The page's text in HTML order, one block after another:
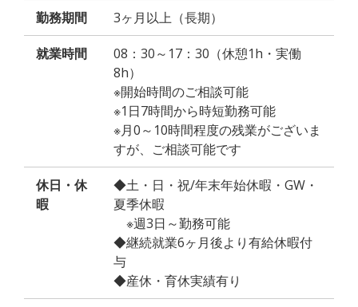
勤務期間 3ヶ月以上（長期）
就業時間
08：30～17：30（休憩1h・実働
8h）
※開始時間のご相談可能
※1日7時間から時短勤務可能
※月0～10時間程度の残業がございま
すが、ご相談可能です
休日・休
暇
◆土・日・祝/年末年始休暇・GW・
夏季休暇
※週3日～勤務可能
◆継続就業6ヶ月後より有給休暇付
与
◆産休・育休実績有り